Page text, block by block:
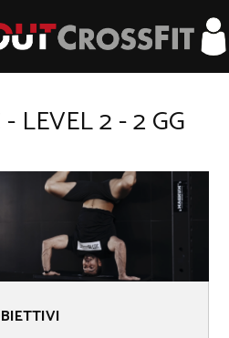
LEVEL 2 - 2 GG